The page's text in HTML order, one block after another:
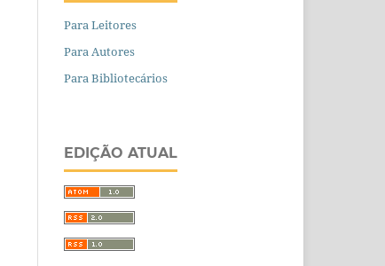
Para Leitores
Para Autores
Para Bibliotecários
EDIÇÃO ATUAL